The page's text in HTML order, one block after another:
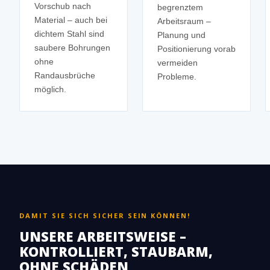
Vorschub nach
Material – auch bei
dichtem Stahl sind
saubere Bohrungen
ohne
Randausbrüche
möglich.
begrenztem
Arbeitsraum –
Planung und
Positionierung vorab
vermeiden
Probleme.
DAMIT SIE SICH SICHER SEIN KÖNNEN!
UNSERE ARBEITSWEISE –
KONTROLLIERT, STAUBARM,
OHNE SCHÄDEN